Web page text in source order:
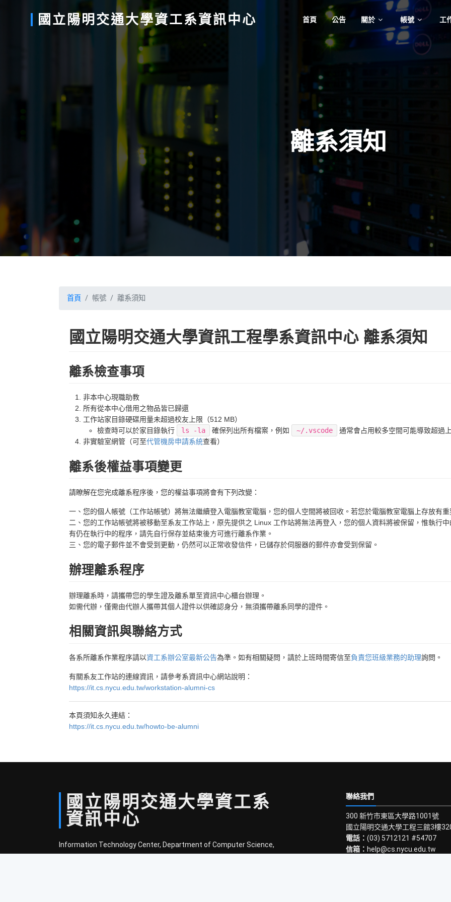
國立 陽明交通大學資工系資訊中心 首頁 公告 關於 帳號 工
離系須知
首頁 帳號 離系須知
國立陽明交通大學資訊工程學系資訊中心 離系須知
離系檢查事項
非本中心現職助教
所有從本中心借用之物品皆已歸還
工作站家目錄硬碟用量未超過校友上限（512 MB）
檢查時可以於家目錄執行
ls -la 確保列出所有檔案，例如 ~/.vscode
通常會占用較多空間可能導致超過
非實驗室網管（可至代管機房申請系統查看）
離系後權益事項變更
請瞭解在您完成離系程序後，您的權益事項將會有下列改變：
一、您的個人帳號（工作站帳號）將無法繼續登入電腦教室電腦，您的個人空間將被回收。若您於電腦教室電腦上存放有
二、您的工作站帳號將被移動至系友工作站上，原先提供之 Linux 工作站將無法再登入，您的個人資料將被保留，惟執行
有仍在執行中的程序，請先自行保存並結束後方可進行離系作業。
三、您的電子郵件並不會受到更動，仍然可以正常收發信件，已儲存於伺服器的郵件亦會受到保留。
辦理離系程序
辦理離系時，請攜帶您的學生證及離系單至資訊中心櫃台辦理。
如需代辦，僅需由代辦人攜帶其個人證件以供確認身分，無須攜帶離系同學的證件。
相關資訊與聯絡方式
各系所離系作業程序請以資工系辦公室最新公告為準。如有相關疑問，請於上班時間寄信至負責您班級業務的助理詢問。
有關系友工作站的連線資訊，請參考系資訊中心網站說明：
https://it.cs.nycu.edu.tw/workstation-alumni-cs
本頁須知永久連結：
https://it.cs.nycu.edu.tw/howto-be-alumni
國立 陽明 交通大學資工系
資訊中心
Information Technology Center, Department of Computer Science,
聯絡我們
300 新竹市東區大學路1001號
國立陽明交通大學工程三館3樓
電話： (03) 5712121 #54707
信箱： help@cs.nycu.edu.tw